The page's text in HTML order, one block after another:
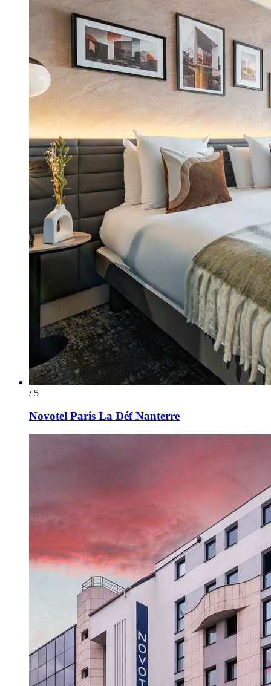
/ 5
Novotel Paris La Déf Nanterre